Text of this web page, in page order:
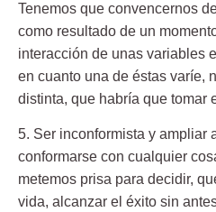
Tenemos que convencernos
como resultado de un
interacción de unas variables
en cuanto una de éstas varíe,
distinta, que habría que tomar
5. Ser inconformista y ampliar
conformarse con cualquier
metemos prisa para decidir,
vida, alcanzar el éxito sin